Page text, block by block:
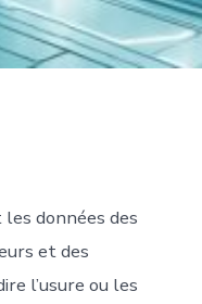
données des
et des
l’usure ou les